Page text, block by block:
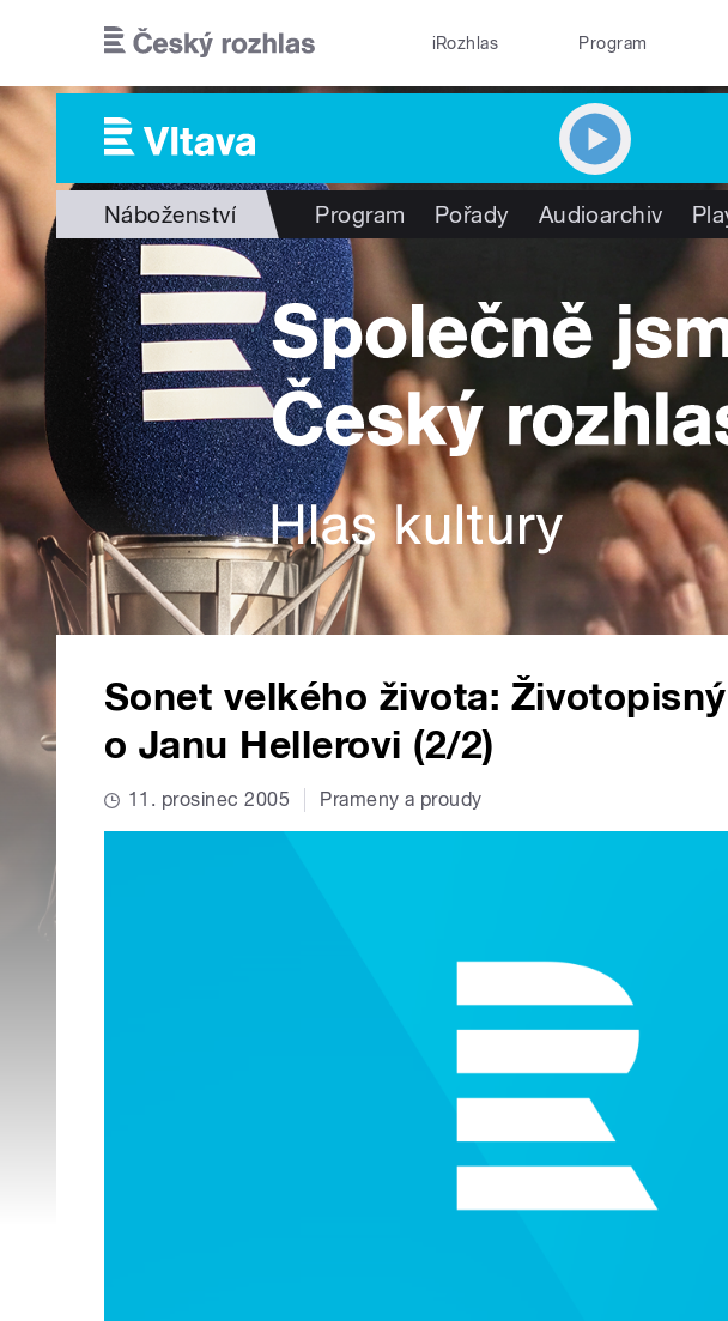
iRozhlas Program
Náboženství Program Pořady Audioarchiv
Sonet velkého života:
o Janu Hellerovi (2/2)
11. prosinec 2005 Prameny a proudy